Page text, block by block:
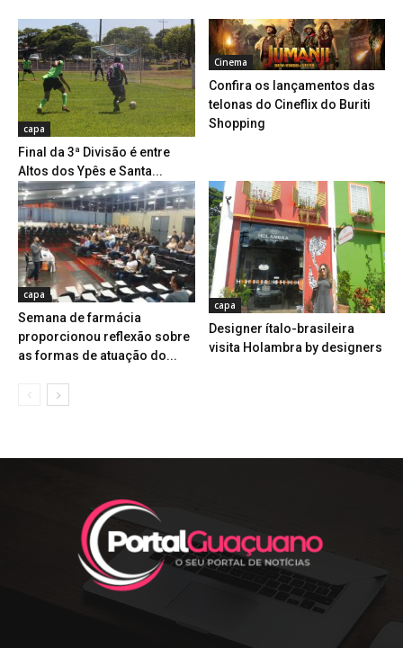
capa
Final da 3ª Divisão é entre
Altos dos Ypês e Santa...
Cinema
Confira os lançamentos das
telonas do Cineflix do Buriti
Shopping
capa
Semana de farmácia
proporcionou reflexão sobre
as formas de atuação do...
capa
Designer ítalo-brasileira
visita Holambra by designers